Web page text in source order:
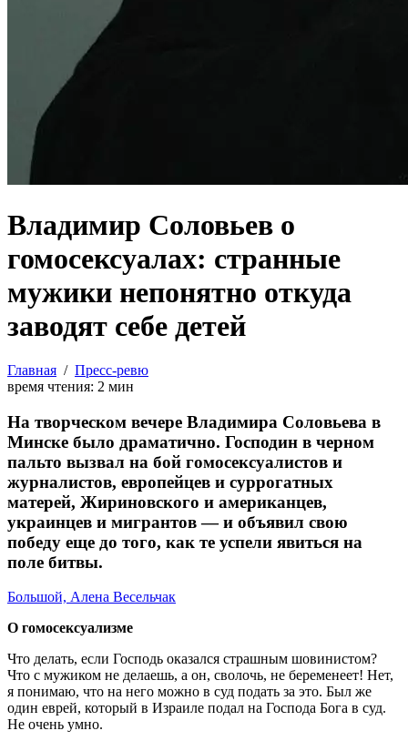
Владимир Соловьев о
гомосексуалах: странные
мужики непонятно откуда
заводят себе детей
Главная / Пресс-ревю
время чтения: 2 мин
На творческом вечере Владимира Соловьева в
Минске было драматично. Господин в черном
пальто вызвал на бой гомосексуалистов и
журналистов, европейцев и суррогатных
матерей, Жириновского и американцев,
украинцев и мигрантов — и объявил свою
победу еще до того, как те успели явиться на
поле битвы.
Большой, Алена Весельчак
О гомосексуализме
Что делать, если Господь оказался страшным шовинистом?
Что с мужиком не делаешь, а он, сволочь, не беременеет! Нет,
я понимаю, что на него можно в суд подать за это. Был же
один еврей, который в Израиле подал на Господа Бога в суд.
Не очень умно.